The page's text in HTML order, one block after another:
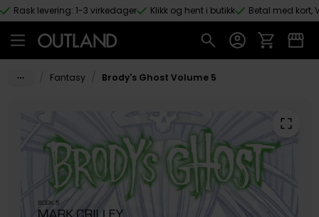
Hopp til hovedinnhold
Rask levering: 1-3 virkedager Klikk og hent i butikk Betal med kort,
Fantasy Brody's Ghost Volume 5